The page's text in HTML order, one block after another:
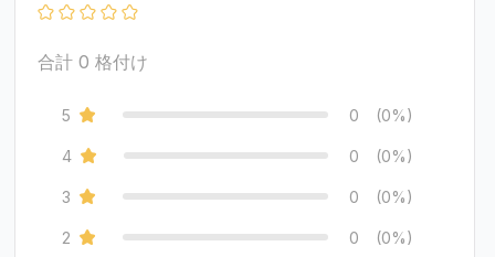
合計 0 格付け
5 0 (0%)
4 0 (0%)
3 0 (0%)
2 0 (0%)